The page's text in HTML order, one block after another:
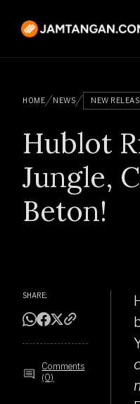
HOME NEWS NEW
Hublot
Jungle,
Beton!
SHARE:
Comments
(0)